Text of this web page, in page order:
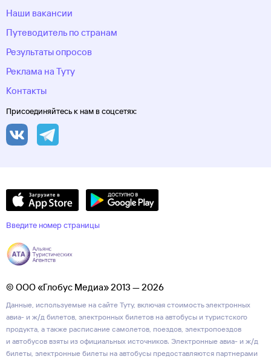
Наши вакансии
Путеводитель по странам
Результаты опросов
Реклама на Туту
Контакты
Присоединяйтесь к нам в соцсетях:
Введите номер страницы
© ООО «Глобус Медиа» 2013 — 2026
Данные, используемые на сайте Туту, включая стоимость электронных
авиа- и ж/д билетов, электронных билетов на автобусы и туристского
продукта, а также расписание самолетов, поездов, электропоездов
и автобусов взяты из официальных источников. Электронные авиа- и ж/д
билеты, электронные билеты на автобусы предоставляются партнерами